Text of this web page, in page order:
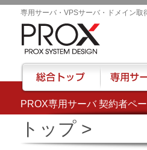
PROX専用サーバ 契約者ペ
専用サーバ・VPSサーバ・ドメイン取
トップ>
総合トップ 専用サーバー